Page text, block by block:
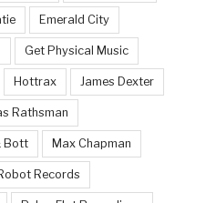
Emerald City
Get Physical Music
Hottrax James Dexter
Rathsman
Bott Max Chapman
Records